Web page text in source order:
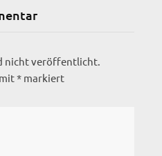
nicht veröffentlicht.
* markiert